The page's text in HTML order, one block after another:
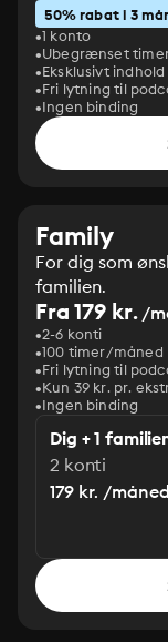
50% rabat i 3
1 konto
Ubegrænset
Eksklusivt
Fri lytning til
Ingen binding
Family
For dig som
familien.
Fra 179 kr./
2-6 konti
100 timer/måned
Fri lytning til
Kun 39 kr. pr.
Ingen binding
Dig + 1
2 konti
179 kr. /måned